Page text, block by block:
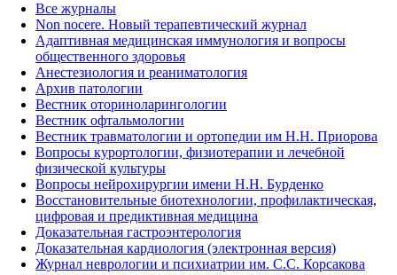
Все журналы
Non nocere. Новый терапевтический журнал
Адаптивная медицинская иммунология и вопросы
общественного здоровья
Анестезиология и реаниматология
Архив патологии
Вестник оториноларингологии
Вестник офтальмологии
Вестник травматологии и ортопедии им Н.Н. Приорова
Вопросы курортологии, физиотерапии и лечебной
физической культуры
Вопросы нейрохирургии имени Н.Н. Бурденко
Восстановительные биотехнологии, профилактическая,
цифровая и предиктивная медицина
Доказательная гастроэнтерология
Доказательная кардиология (электронная версия)
Журнал неврологии и психиатрии им. С.С. Корсакова